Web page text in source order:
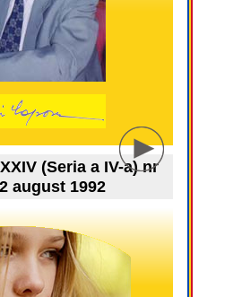
(Seria a IV-a) nr
august 1992